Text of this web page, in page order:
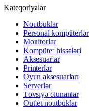
Kateqoriyalar
Noutbuklar
Personal kompüterlər
Monitorlar
Kompüter hissələri
Aksesuarlar
Printerlər
Oyun aksesuarları
Serverlər
Tövsiyə olunanlar
Outlet noutbuklar